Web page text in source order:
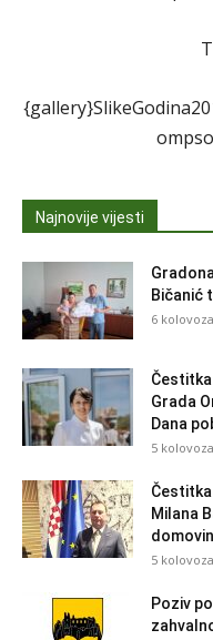
Najnovije vijesti
Bičanić
6
Grada
Dana
5
Milana
5
Poziv